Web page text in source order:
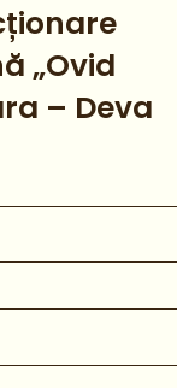
„Ovid
– Deva